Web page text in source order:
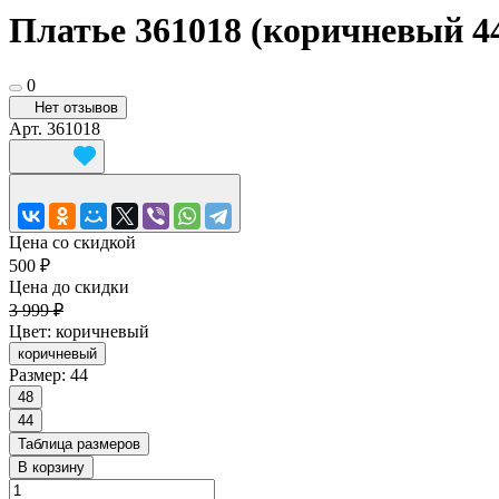
Платье 361018 (коричневый
0
Нет отзывов
Арт. 361018
Цена со скидкой
500 ₽
Цена до скидки
3 999 ₽
Цвет: коричневый
коричневый
Размер: 44
48
44
Таблица размеров
В корзину